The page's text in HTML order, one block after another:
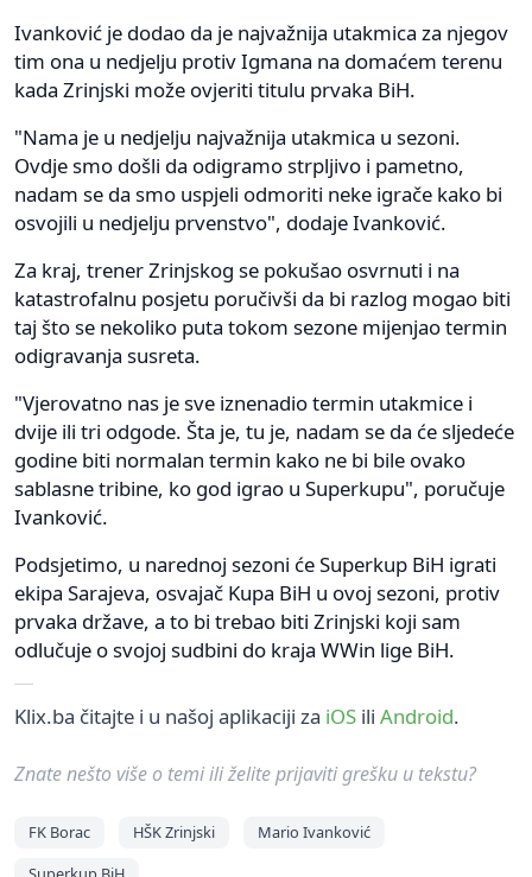
Ivanković je dodao da je najvažnija utakmica za njegov
tim ona u nedjelju protiv Igmana na domaćem terenu
kada Zrinjski može ovjeriti titulu prvaka BiH.
"Nama je u nedjelju najvažnija utakmica u sezoni.
Ovdje smo došli da odigramo strpljivo i pametno,
nadam se da smo uspjeli odmoriti neke igrače kako bi
osvojili u nedjelju prvenstvo", dodaje Ivanković.
Za kraj, trener Zrinjskog se pokušao osvrnuti i na
katastrofalnu posjetu poručivši da bi razlog mogao biti
taj što se nekoliko puta tokom sezone mijenjao termin
odigravanja susreta.
"Vjerovatno nas je sve iznenadio termin utakmice i
dvije ili tri odgode. Šta je, tu je, nadam se da će sljedeće
godine biti normalan termin kako ne bi bile ovako
sablasne tribine, ko god igrao u Superkupu", poručuje
Ivanković.
Podsjetimo, u narednoj sezoni će Superkup BiH igrati
ekipa Sarajeva, osvajač Kupa BiH u ovoj sezoni, protiv
prvaka države, a to bi trebao biti Zrinjski koji sam
odlučuje o svojoj sudbini do kraja WWin lige BiH.
Klix.ba čitajte i u našoj aplikaciji za iOS ili Android.
Znate nešto više o temi ili želite prijaviti grešku u tekstu?
FK Borac HŠK Zrinjski
Mario Ivanković